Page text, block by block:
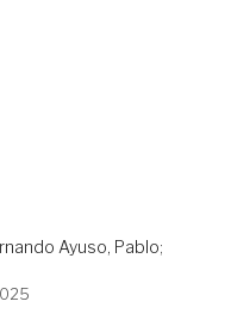
Ayuso, Pablo;